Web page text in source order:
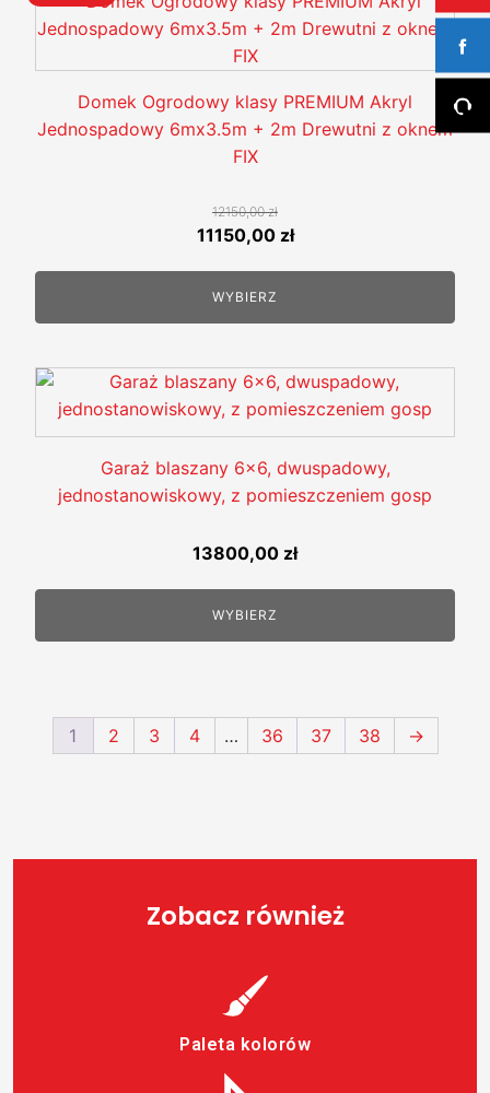
Domek Ogrodowy klasy PREMIUM Akryl
Jednospadowy 6mx3.5m + 2m Drewutni z oknem
FIX
12150,00zł
Pierwotna
wynosiła:
11150,00 złAktualna
WYBIERZ
produkt
wariantów.
Opcje
produktu
Garaż blaszany 6x6, dwuspadowy,
jednostanowiskowy, z pomieszczeniem gosp
13800,00 zł
WYBIERZ
1 2 3 4 … 36 37 38 →
Zobacz również
Paleta kolorów